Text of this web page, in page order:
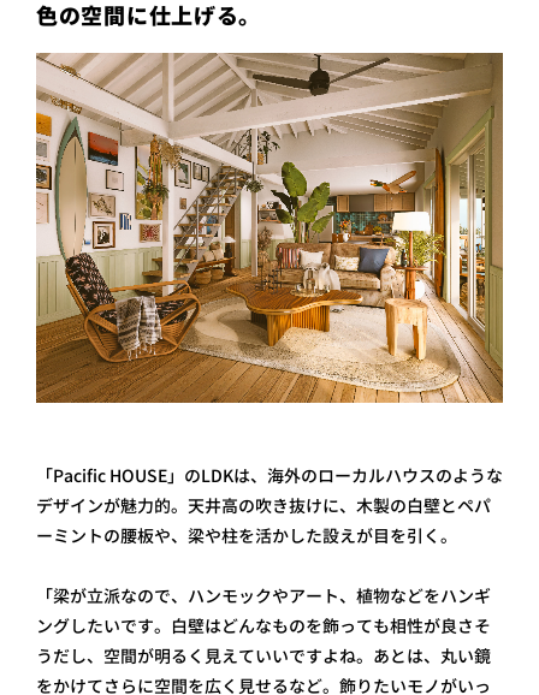
色の空間に仕上げる。
「Pacific HOUSE」のLDKは、海外のローカルハウスのような
デザインが魅力的。天井高の吹き抜けに、木製の白壁とペパ
ーミントの腰板や、梁や柱を活かした設えが目を引く。
「梁が立派なので、ハンモックやアート、植物などをハンギ
ングしたいです。白壁はどんなものを飾っても相性が良さそ
うだし、空間が明るく見えていいですよね。あとは、丸い鏡
をかけてさらに空間を広く見せるなど。飾りたいモノがいっ